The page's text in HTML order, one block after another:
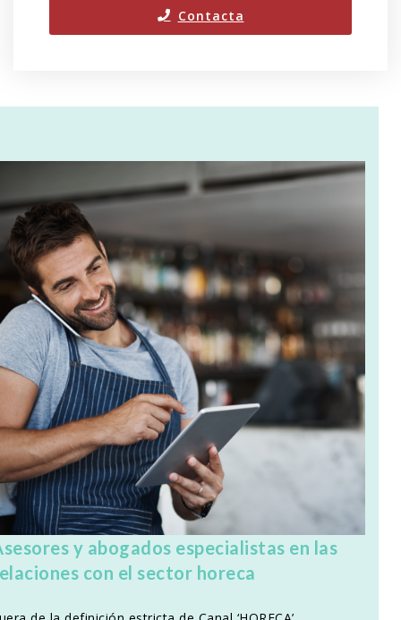
Contacta
y abogados especialistas en las
con el sector horeca